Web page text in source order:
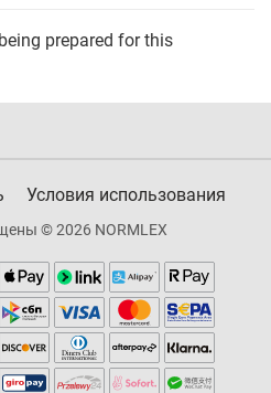
prepared for this
Условия использования
© 2026 NORMLEX